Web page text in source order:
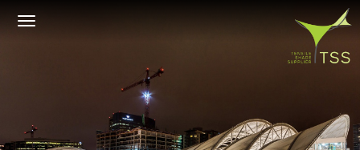
Toggle